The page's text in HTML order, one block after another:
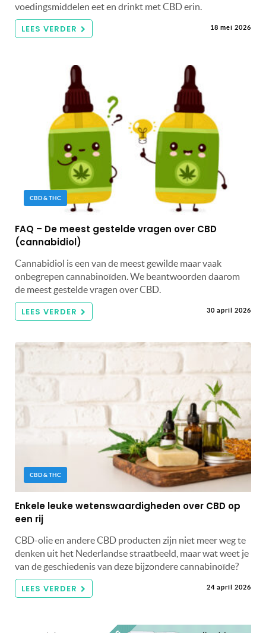
voedingsmiddelen eet en drinkt met CBD erin.
LEES VERDER 18 mei 2026
CBD & THC
FAQ – De meest gestelde vragen over CBD
(cannabidiol)
Cannabidiol is een van de meest gewilde maar vaak
onbegrepen cannabinoïden. We beantwoorden daarom
de meest gestelde vragen over CBD.
LEES VERDER 30 april 2026
CBD & THC
Enkele leuke wetenswaardigheden over CBD op
een rij
CBD-olie en andere CBD producten zijn niet meer weg te
denken uit het Nederlandse straatbeeld, maar wat weet je
van de geschiedenis van deze bijzondere cannabinoïde?
LEES VERDER 24 april 2026